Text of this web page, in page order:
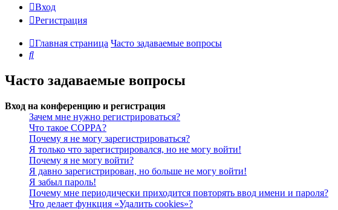
Вход
Регистрация
Главная страница Часто задаваемые вопросы
Поиск
Часто задаваемые вопросы
Вход на конференцию и регистрация
Зачем мне нужно регистрироваться?
Что такое COPPA?
Почему я не могу зарегистрироваться?
Я только что зарегистрировался, но не могу войти!
Почему я не могу войти?
Я давно зарегистрирован, но больше не могу войти!
Я забыл пароль!
Почему мне периодически приходится повторять ввод имени и пароля?
Что делает функция «Удалить cookies»?